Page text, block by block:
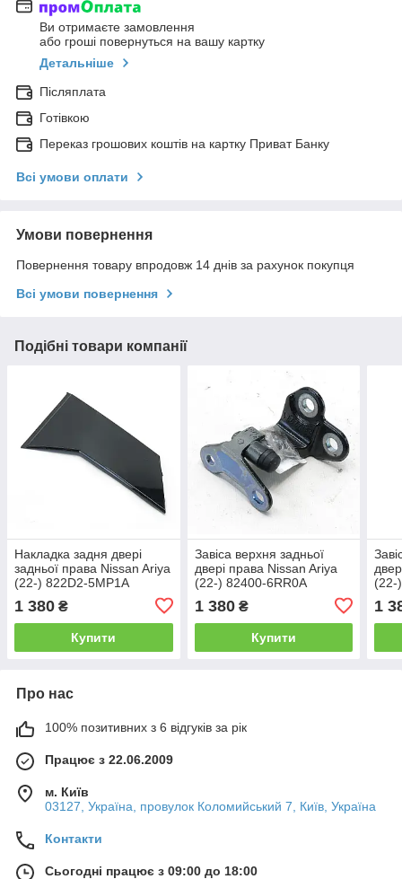
Ви отримаєте замовлення
або гроші повернуться на вашу картку
Детальніше
Післяплата
Готівкою
Переказ грошових коштів на картку Приват Банку
Всі умови оплати
Умови повернення
Повернення товару впродовж 14 днів за рахунок покупця
Всі умови повернення
Подібні товари компанії
Накладка задня двері
задньої права Nissan Ariya
(22-) 822D2-5MP1A
1 380 ₴
Купити
Завіса верхня задньої
двері права Nissan Ariya
(22-) 82400-6RR0A
1 380₴
Купити
(22-
1
Про нас
100% позитивних з 6 відгуків за рік
Працює з 22.06.2009
м. Київ
03127, Україна, провулок Коломийський 7, Київ, Україна
Контакти
Сьогодні працює з 09:00 до 18:00